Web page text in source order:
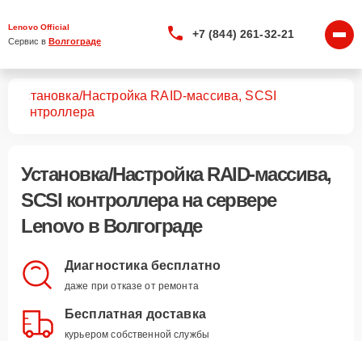
Lenovo Official
Сервис в Волгограде
+7 (844) 261-32-21
Установка/Настройка RAID-массива, SCSI
контроллера
Установка/Настройка RAID-массива,
SCSI контроллерана сервере
Lenovo в Волгограде
Диагностика бесплатно
даже при отказе от ремонта
Бесплатная доставка
курьером собственной службы